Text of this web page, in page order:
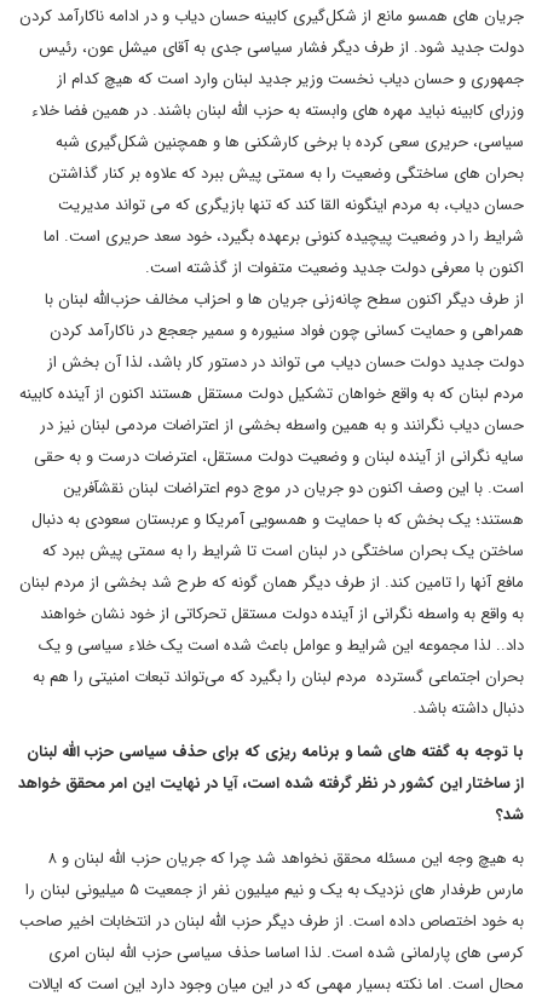
جریان های همسو مانع از شکل‌گیری کابینه حسان دیاب و در ادامه ناکارآمد کردن
دولت جدید شود. از طرف دیگر فشار سیاسی جدی به آقای میشل عون، رئیس
جمهوری و حسان دیاب نخست وزیر جدید لبنان وارد است که هیچ کدام از
وزرای کابینه نباید مهره های وابسته به حزب الله لبنان باشند. در همین فضا خلاء
سیاسی، حریری سعی کرده با برخی کارشکنی ها و همچنین شکل‌گیری شبه
بحران های ساختگی وضعیت را به سمتی پیش ببرد که علاوه بر کنار گذاشتن
حسان دیاب، به مردم اینگونه القا کند که تنها بازیگری که می تواند مدیریت
شرایط را در وضعیت پیچیده کنونی برعهده بگیرد، خود سعد حریری است. اما
اکنون با معرفی دولت جدید وضعیت متفوات از گذشته است.
از طرف دیگر اکنون سطح چانه‌زنی جریان ها و احزاب مخالف حزب‌الله لبنان با
همراهی و حمایت کسانی چون فواد سنیوره و سمیر جعجع در ناکارآمد کردن
دولت جدید دولت حسان دیاب می تواند در دستور کار باشد، لذا آن بخش از
مردم لبنان که به واقع خواهان تشکیل دولت مستقل هستند اکنون از آینده کابینه
حسان دیاب نگرانند و به همین واسطه بخشی از اعتراضات مردمی لبنان نیز در
سایه نگرانی از آینده لبنان و وضعیت دولت مستقل، اعترضات درست و به حقی
است. با این وصف اکنون دو جریان در موج دوم اعتراضات لبنان نقشآفرین
هستند؛ یک بخش که با حمایت و همسویی آمریکا و عربستان سعودی به دنبال
ساختن یک بحران ساختگی در لبنان است تا شرایط را به سمتی پیش ببرد که
مافع آنها را تامین کند. از طرف دیگر همان گونه که طرح شد بخشی از مردم لبنان
به واقع به واسطه نگرانی از آینده دولت مستقل تحرکاتی از خود نشان خواهند
داد.. لذا مجموعه این شرایط و عوامل باعث شده است یک خلاء سیاسی و یک
بحران اجتماعی گسترده مردم لبنان را بگیرد که می‌تواند تبعات امنیتی را هم به
دنبال داشته باشد.
با توجه به گفته های شما و برنامه ریزی که برای حذف سیاسی حزب الله لبنان
از ساختار این کشور در نظر گرفته شده است، آیا در نهایت این امر محقق خواهد
شد؟
به هیچ وجه این مسئله محقق نخواهد شد چرا که جریان حزب الله لبنان و ۸
مارس طرفدار های نزدیک به یک و نیم میلیون نفر از جمعیت ۵ میلیونی لبنان را
به خود اختصاص داده است. از طرف دیگر حزب الله لبنان در انتخابات اخیر صاحب
کرسی های پارلمانی شده است. لذا اساسا حذف سیاسی حزب الله لبنان امری
محال است. اما نکته بسیار مهمی که در این میان وجود دارد این است که ایالات